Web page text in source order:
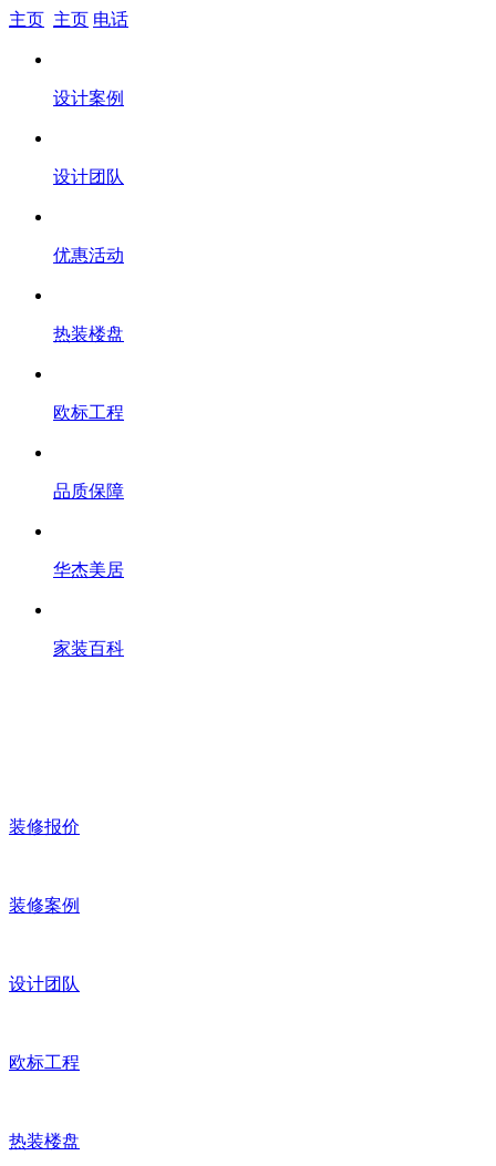
主页 主页 电话
设计案例
设计团队
优惠活动
热装楼盘
欧标工程
品质保障
华杰美居
家装百科
装修报价
装修案例
设计团队
欧标工程
热装楼盘